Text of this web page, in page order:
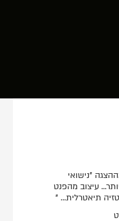
"נישואי
עיצוב מהפנט
תיאטרלית... "